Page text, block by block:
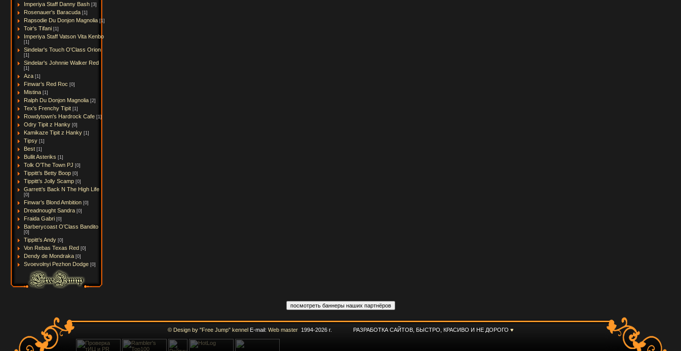
Imperiya Staff Danny Bash [3]
Rosenauer's Baracuda [1]
Rapsodie Du Donjon Magnolia [1]
Toir's Tifani [1]
Imperiya Staff Vatson Vita Kenbo
[1]
Sindelar's Touch O'Class Orion
[1]
Sindelar's Johnnie Walker Red
[1]
Aza [1]
Finwar’s Red Roc [0]
Mistina [1]
Ralph Du Donjon Magnolia [2]
Tex's Frenchy Tipit [1]
Rowdytown's Hardrock Cafe [1]
Odry Tipit z Hanky [0]
Kamikaze Tipit z Hanky [1]
Tipsy [1]
Best [1]
Bullit Asteriks [1]
Tolk O’The Town PJ [0]
Tippitt’s Betty Boop [0]
Tippitt’s Jolly Scamp [0]
Garrett’s Back N The High Life
[0]
Finwar’s Blond Ambition [0]
Dreadnought Sandra [0]
Fraida Gabri [0]
Barberycoast O’Class Bandito
[0]
Tippitt’s Andy [0]
Von Rebas Texas Red [0]
Dendy de Mondraka [0]
Svoevolnyi Pezhon Dodge [0]
© Design by "Free Jump" kennelE-mail: Web master1994-2026 г. РАЗРАБОТКА САЙТОВ, БЫСТРО, КРАСИВО И НЕ ДОРОГО ♥